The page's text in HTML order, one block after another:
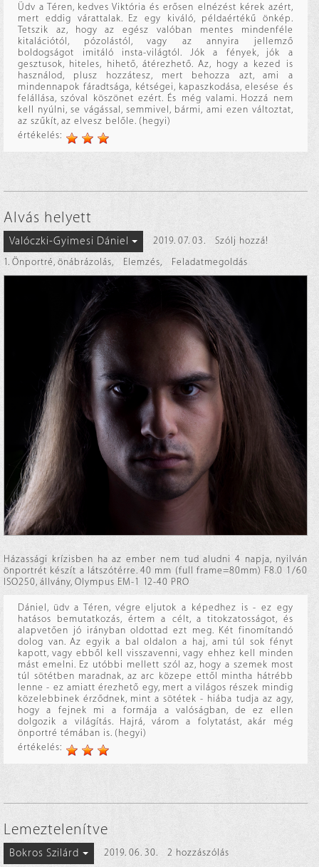
Üdv a Téren, kedves Viktória és erősen elnézést kérek azért,
mert eddig várattalak. Ez egy kiváló, példaértékű önkép.
Tetszik az, hogy az egész valóban mentes mindenféle
kitalációtól, pózolástól, vagy az annyira jellemző
boldogságot imitáló insta-világtól. Jók a fények, jók a
gesztusok, hiteles, hihető, átérezhető. Az, hogy a kezed is
használod, plusz hozzátesz, mert behozza azt, ami a
mindennapok fáradtsága, kétségei, kapaszkodása, elesése és
felállása, szóval köszönet ezért. És még valami. Hozzá nem
kell nyúlni, se vágással, semmivel, bármi, ami ezen változtat,
az szűkít, az elvesz belőle. (hegyi)
értékelés:
Alvás helyett
Valóczki-Gyimesi Dániel 2019. 07. 03.
Szólj hozzá!
1. Önportré, önábrázolás, Elemzés, Feladatmegoldás
Házassági krízisben ha az ember nem tud aludni 4 napja, nyilván
önportrét készít a látszótérre. 40 mm (full frame=80mm) F8.0 1/60
ISO250, állvány, Olympus EM-1 12-40 PRO
Dániel, üdv a Téren, végre eljutok a képedhez is - ez egy
hatásos bemutatkozás, értem a célt, a titokzatosságot, és
alapvetően jó irányban oldottad ezt meg. Két finomítandó
dolog van. Az egyik a bal oldalon a haj, ami túl sok fényt
kapott, vagy ebből kell visszavenni, vagy ehhez kell minden
mást emelni. Ez utóbbi mellett szól az, hogy a szemek most
túl sötétben maradnak, az arc közepe ettől mintha hátrébb
lenne - ez amiatt érezhető egy, mert a világos részek mindig
közelebbinek érződnek, mint a sötétek - hiába tudja az agy,
hogy a fejnek mi a formája a valóságban, de ez ellen
dolgozik a világítás. Hajrá, várom a folytatást, akár még
önportré témában is. (hegyi)
értékelés:
Lemeztelenítve
Bokros Szilárd 2019. 06. 30.
2 hozzászólás